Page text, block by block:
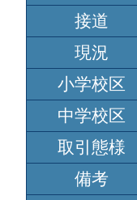
接道
現況
小学校区
中学校区
取引態様
備考